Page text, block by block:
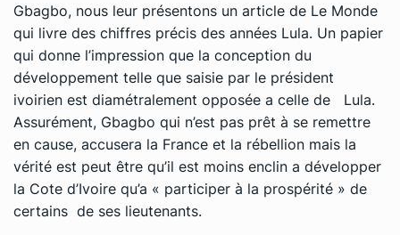
Gbagbo, nous leur présentons un article de Le Monde
qui livre des chiffres précis des années Lula. Un papier
qui donne l’impression que la conception du
développement telle que saisie par le président
ivoirien est diamétralement opposée a celle de Lula.
Assurément, Gbagbo qui n’est pas prêt à se remettre
en cause, accusera la France et la rébellion mais la
vérité est peut être qu’il est moins enclin a développer
la Cote d’Ivoire qu’a « participer à la prospérité » de
certains de ses lieutenants.